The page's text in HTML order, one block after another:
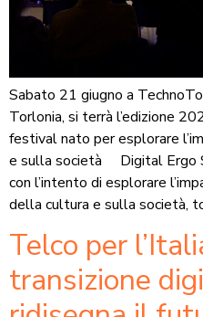
Sabato 21 giugno a
Torlonia, si terrà l’edizione
festival nato per esplorare
e sulla società Digital Ergo
con l’intento di esplorare
della cultura e sulla società,
Telco per
transizione